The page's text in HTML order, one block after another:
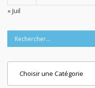
« Juil